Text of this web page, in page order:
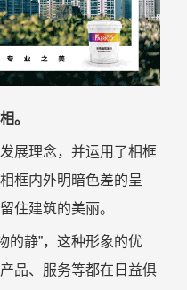
。
展理念，并运用了相框
框内外明暗色差的呈
住建筑的美丽。
的静”，这种形象的优
品、服务等都在日益俱